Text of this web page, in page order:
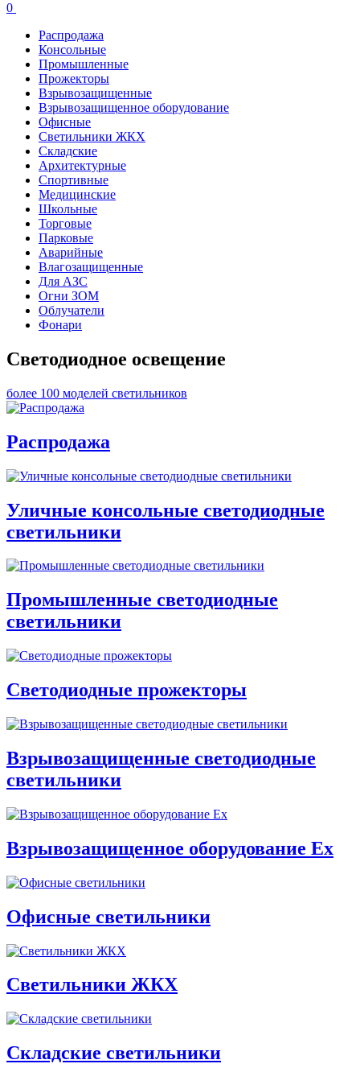
0
Распродажа
Консольные
Промышленные
Прожекторы
Взрывозащищенные
Взрывозащищенное оборудование
Офисные
Cветильники ЖКХ
Складские
Архитектурные
Спортивные
Медицинские
Школьные
Торговые
Парковые
Аварийные
Влагозащищенные
Для АЗС
Огни ЗОМ
Облучатели
Фонари
Светодиодное освещение
более 100 моделей светильников
Распродажа
Уличные консольные светодиодные
светильники
Промышленные светодиодные
светильники
Светодиодные прожекторы
Взрывозащищенные светодиодные
светильники
Взрывозащищенное оборудование Ex
Офисные светильники
Cветильники ЖКХ
Складские светильники